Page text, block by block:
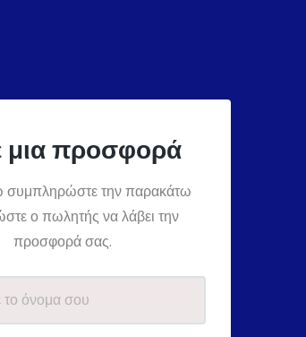
μια προσφορά
την παρακάτω
ο πωλητής να λάβει την
προσφορά σας.